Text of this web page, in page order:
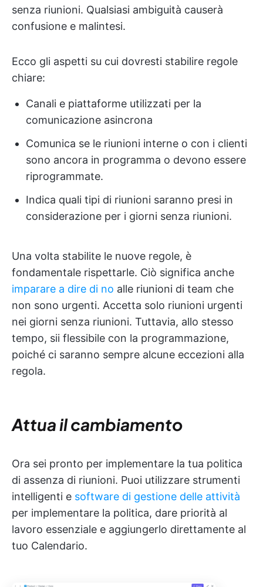
senza riunioni. Qualsiasi ambiguità causerà
confusione e malintesi.
Ecco gli aspetti su cui dovresti stabilire regole
chiare:
Canali e piattaforme utilizzati per la
comunicazione asincrona
Comunica se le riunioni interne o con i clienti
sono ancora in programma o devono essere
riprogrammate.
Indica quali tipi di riunioni saranno presi in
considerazione per i giorni senza riunioni.
Una volta stabilite le nuove regole, è
fondamentale rispettarle. Ciò significa anche
imparare a dire di no alle riunioni di team che
non sono urgenti. Accetta solo riunioni urgenti
nei giorni senza riunioni. Tuttavia, allo stesso
tempo, sii flessibile con la programmazione,
poiché ci saranno sempre alcune eccezioni alla
regola.
Attua il cambiamento
Ora sei pronto per implementare la tua politica
di assenza di riunioni. Puoi utilizzare strumenti
intelligenti e software di gestione delle attività
per implementare la politica, dare priorità al
lavoro essenziale e aggiungerlo direttamente al
tuo Calendario.